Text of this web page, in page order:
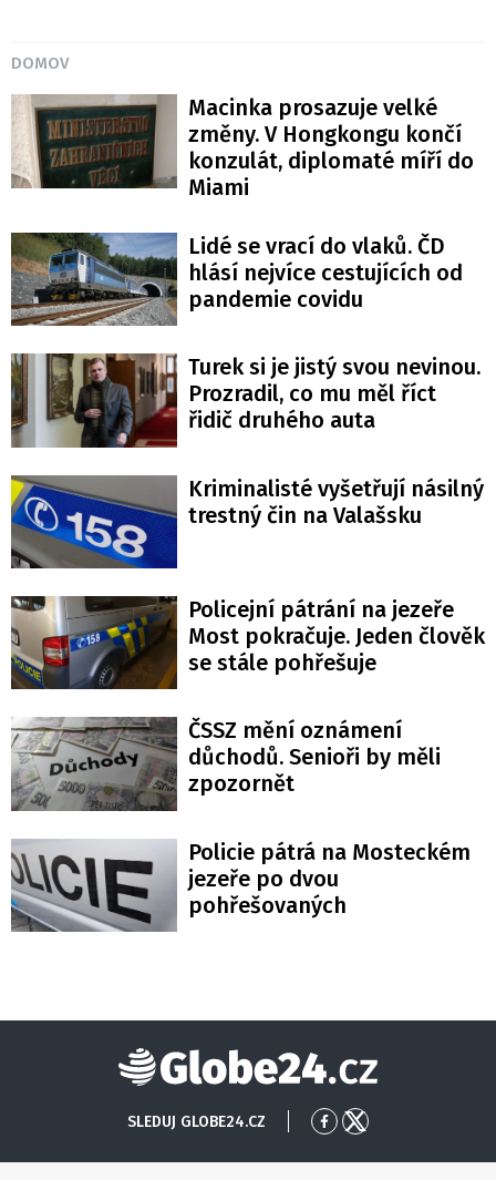
DOMOV
Macinka prosazuje velké
změny. V Hongkongu končí
konzulát, diplomaté míří do
Miami
Lidé se vrací do vlaků. ČD
hlásí nejvíce cestujících od
pandemie covidu
Turek si je jistý svou nevinou.
Prozradil, co mu měl říct
řidič druhého auta
Kriminalisté vyšetřují násilný
trestný čin na Valašsku
Policejní pátrání na jezeře
Most pokračuje. Jeden člověk
se stále pohřešuje
ČSSZ mění oznámení
důchodů. Senioři by měli
zpozornět
Policie pátrá na Mosteckém
jezeře po dvou
pohřešovaných
Globe24
SLEDUJ GLOBE24.CZ
PřejítPřejít